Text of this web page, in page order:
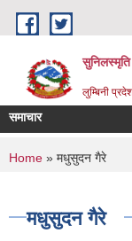
Skip to main content
सुनिलस्मृति
लुम्बिनी
समाचार
You are
Home » मधुसुदन गैरे
मधुसुदन गैरे